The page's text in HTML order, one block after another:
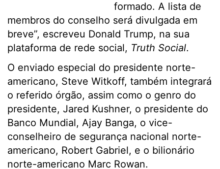
formado. A lista de
membros do conselho será divulgada em
breve”, escreveu Donald Trump, na sua
plataforma de rede social, Truth Social.
O enviado especial do presidente norte-
americano, Steve Witkoff, também integrará
o referido órgão, assim como o genro do
presidente, Jared Kushner, o presidente do
Banco Mundial, Ajay Banga, o vice-
conselheiro de segurança nacional norte-
americano, Robert Gabriel, e o bilionário
norte-americano Marc Rowan.